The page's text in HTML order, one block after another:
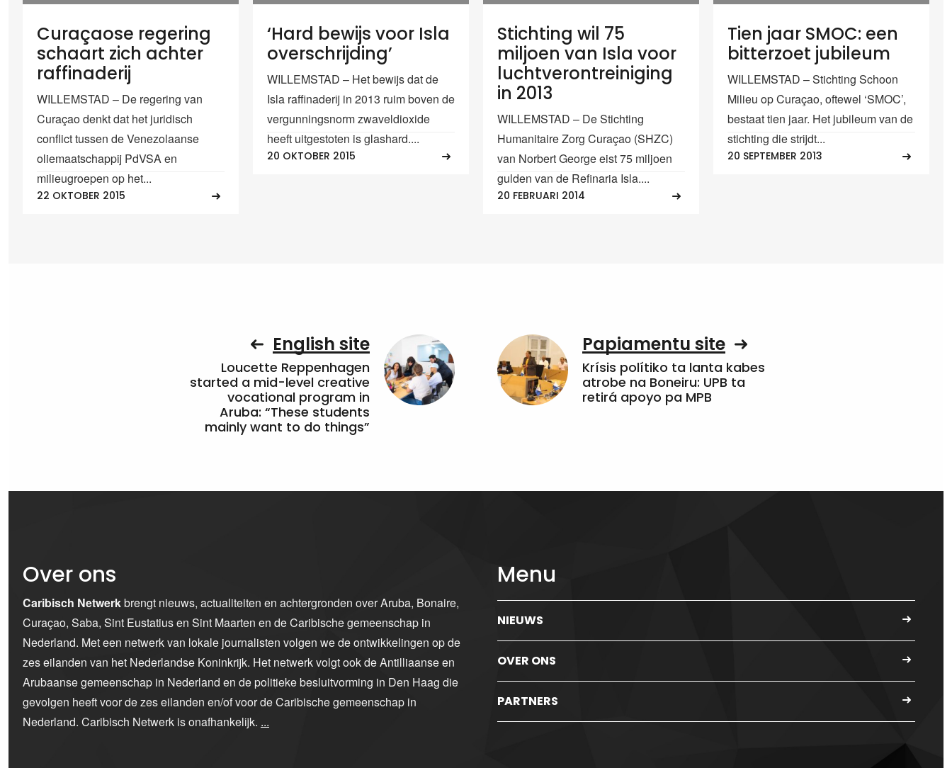
Curaçaose regering
schaart zich achter
raffinaderij
WILLEMSTAD – De regering van
Curaçao denkt dat het juridisch
conflict tussen de Venezolaanse
oliemaatschappij PdVSA en
milieugroepen op het...
22 OKTOBER 2015
‘Hard bewijs voor Isla
overschrijding’
WILLEMSTAD – Het bewijs dat de
Isla raffinaderij in 2013 ruim boven de
vergunningsnorm zwaveldioxide
heeft uitgestoten is glashard....
20 OKTOBER 2015
Stichting wil 75
miljoen van Isla voor
luchtverontreiniging
in 2013
WILLEMSTAD – De Stichting
Humanitaire Zorg Curaçao (SHZC)
van Norbert George eist 75 miljoen
gulden van de Refinaria Isla....
20 FEBRUARI 2014
Tien jaar SMOC: een
bitterzoet jubileum
WILLEMSTAD – Stichting Schoon
Milieu op Curaçao, oftewel ‘SMOC’,
bestaat tien jaar. Het jubileum van de
stichting die strijdt...
20 SEPTEMBER 2013
English site
Loucette Reppenhagen
started a mid-level creative
vocational program in
Aruba: “These students
mainly want to do things”
Papiamentu site
Krísis polítiko ta lanta kabes
atrobe na Boneiru: UPB ta
retirá apoyo pa MPB
Over ons
Caribisch Netwerkbrengt nieuws, actualiteiten en achtergronden over Aruba, Bonaire,
Curaçao, Saba, Sint Eustatius en Sint Maarten en de Caribische gemeenschap in
Nederland. Met een netwerk van lokale journalisten volgen we de ontwikkelingen op de
zes eilanden van het Nederlandse Koninkrijk. Het netwerk volgt ook de Antilliaanse en
Arubaanse gemeenschap in Nederland en de politieke besluitvorming in Den Haag die
gevolgen heeft voor de zes eilanden en/of voor de Caribische gemeenschap in
Nederland. Caribisch Netwerk is onafhankelijk. ...
Menu
NIEUWS
OVER ONS
PARTNERS